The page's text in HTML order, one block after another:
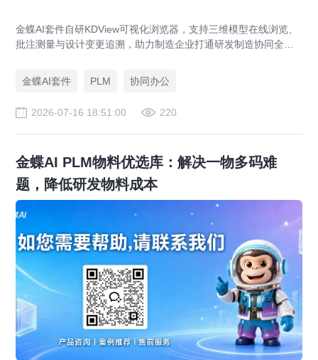
金蝶AI套件自研KDView可视化浏览器，支持三维模型在线浏览、
批注测量与设计变更追溯，助力制造企业打通研发制造协同全链
金蝶AI套件
PLM 协同办公
2026-07-16 18:51:00 220
金蝶AI PLM物料优选库：解决一物多码难
题，降低研发物料成本